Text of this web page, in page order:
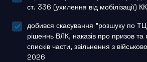
ст. 336 (ухилення від мобілізації)
добився скасування "розшуку по
рішеннь ВЛК, наказів про призов
списків части, звільнення з
2026